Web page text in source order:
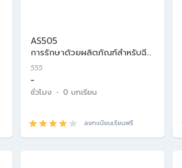
AS505
การรักษาด้วยผลิตภัณฑ์สำหรับฉีด
ในเวชศาสตร์ความงาม
555
-
ชั่วโมง · 0 บทเรียน
ลงทะเบียนเรียนฟรี